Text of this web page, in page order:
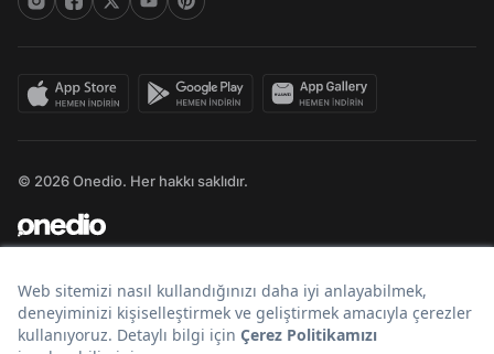
© 2026 Onedio. Her hakkı saklıdır.
Bir markasıdır.